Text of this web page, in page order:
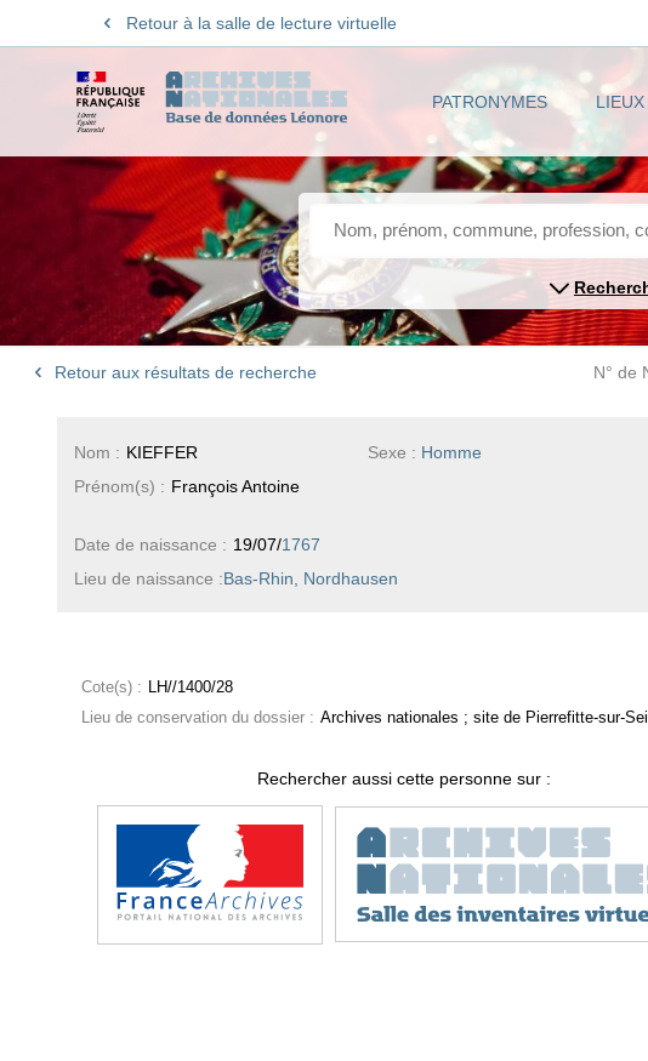
Retour à la salle de lecture virtuelle
PATRONYMES
Retour aux résultats de recherche N° de
Sexe : Homme
Nom : KIEFFER
Prénom(s) : François Antoine
Date de naissance : 19/07/1767
Lieu de naissance :Bas-Rhin, Nordhausen
Cote(s) : LH//1400/28
Lieu de conservation du dossier : Archives nationales ; site de Pierrefitte-sur-
Rechercher aussi cette personne sur :